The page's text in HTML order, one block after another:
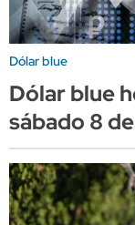
Dólar blue
Dólar blue
sábado 8